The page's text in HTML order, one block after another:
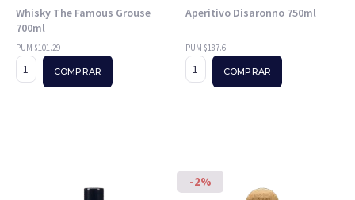
Whisky The Famous Grouse
700ml
PUM $101.29
COMPRAR
Aperitivo Disaronno 750ml
PUM $187.6
COMPRAR
-2%